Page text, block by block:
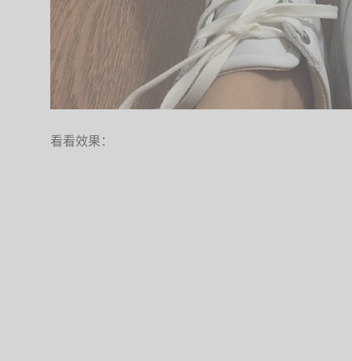
看看效果：